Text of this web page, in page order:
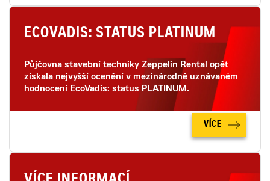
ECOVADIS: STATUS PLATINUM
Půjčovna stavební techniky Zeppelin Rental opět
získala nejvyšší ocenění v mezinárodně uznávaném
hodnocení EcoVadis: status PLATINUM.
VÍCE